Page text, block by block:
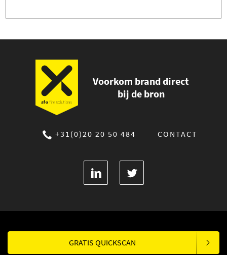
Voorkom brand direct
bij de bron
+31(0)20 20 50 484 CONTACT
GRATIS QUICKSCAN